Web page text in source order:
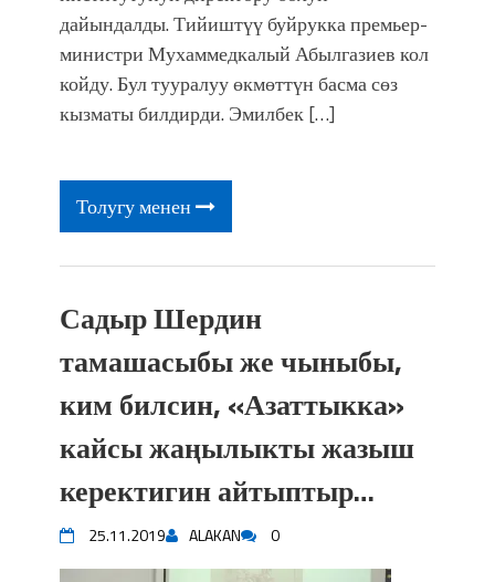
Park'ка 30 миң адам чогулду
дайындалды. Тийиштүү буйрукка премьер-
министри Мухаммедкалый Абылгазиев кол
койду. Бул тууралуу өкмөттүн басма сөз
кызматы билдирди. Эмилбек […]
Толугу менен
Садыр Шердин
тамашасыбы же чыныбы,
ким билсин, «Азаттыкка»
кайсы жаңылыкты жазыш
керектигин айтыптыр…
25.11.2019 ALAKAN 0